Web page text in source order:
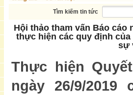
Tìm kiếm tin tức
Hội thảo tham vấn Báo cáo
thực hiện các quy định
sự
Thực hiện
ngày 26/9/